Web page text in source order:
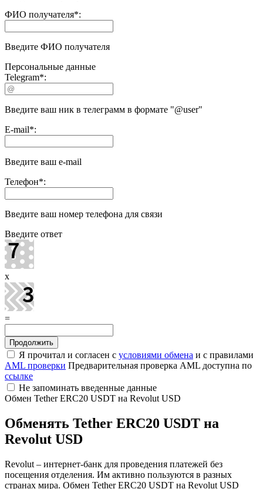
ФИО получателя*:
Введите ФИО получателя
Персональные данные
Telegram*:
Введите ваш ник в телеграмм в формате "@user"
E-mail*:
Введите ваш e-mail
Телефон*:
Введите ваш номер телефона для связи
Введите ответ
x
=
Я прочитал и согласен с условиями обмена и с правилами
AML проверки Предварительная проверка AML доступна по
ссылке
Не запоминать введенные данные
Обмен Tether ERC20 USDT на Revolut USD
Обменять Tether ERC20 USDT на
Revolut USD
Revolut – интернет-банк для проведения платежей без
посещения отделения. Им активно пользуются в разных
странах мира. Обмен Tether ERC20 USDT на Revolut USD